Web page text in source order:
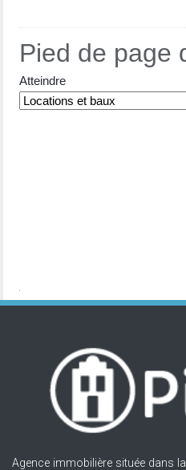
Pied de page
Atteindre
Agence immobilière située dans